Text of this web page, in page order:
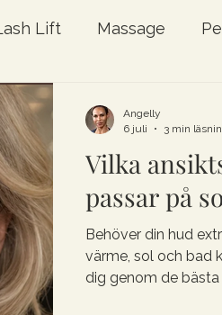
Lift Massage
Ansiktsbehandling
Vilka
passar på
Behöver din hud
värme, sol och bad
dig genom de
Angelly
6 juli
3 min